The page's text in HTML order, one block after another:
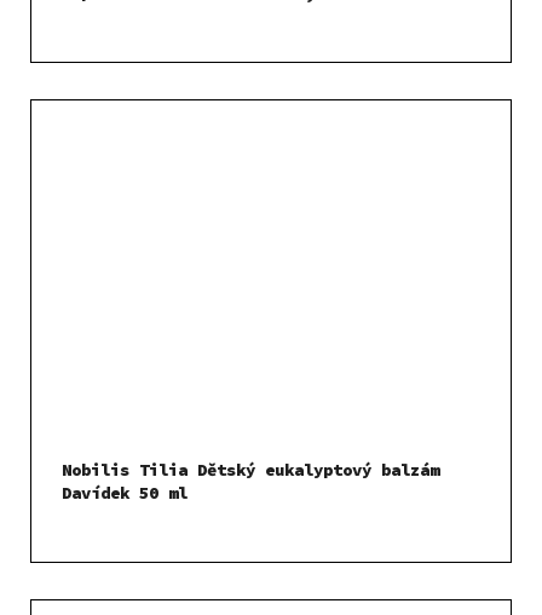
Nobilis Tilia Dětský eukalyptový balzám
Davídek 50 ml